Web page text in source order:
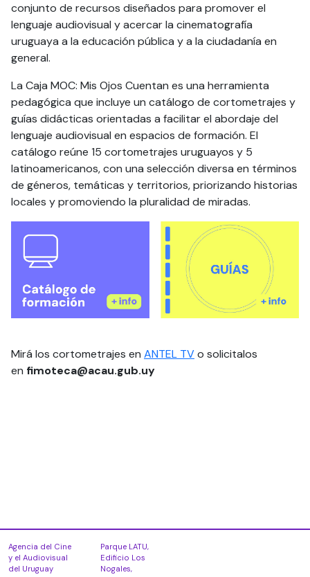
conjunto de recursos diseñados para promover el
lenguaje audiovisual y acercar la cinematografía
uruguaya a la educación pública y a la ciudadanía en
general.
La Caja MOC: Mis Ojos Cuentan es una herramienta
pedagógica que incluye un catálogo de cortometrajes y
guías didácticas orientadas a facilitar el abordaje del
lenguaje audiovisual en espacios de formación. El
catálogo reúne 15 cortometrajes uruguayos y 5
latinoamericanos, con una selección diversa en términos
de géneros, temáticas y territorios, priorizando historias
locales y promoviendo la pluralidad de miradas.
Mirá los cortometrajes en ANTEL TVo solicitalos
en fimoteca@acau.gub.uy
Agencia del Cine
y el Audiovisual
del Uruguay
Parque LATU,
Edificio Los
Nogales,